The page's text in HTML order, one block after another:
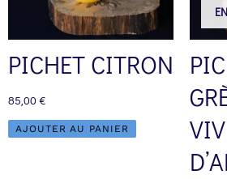
PICHET CITRON
85,00 €
AJOUTER AU PANIER